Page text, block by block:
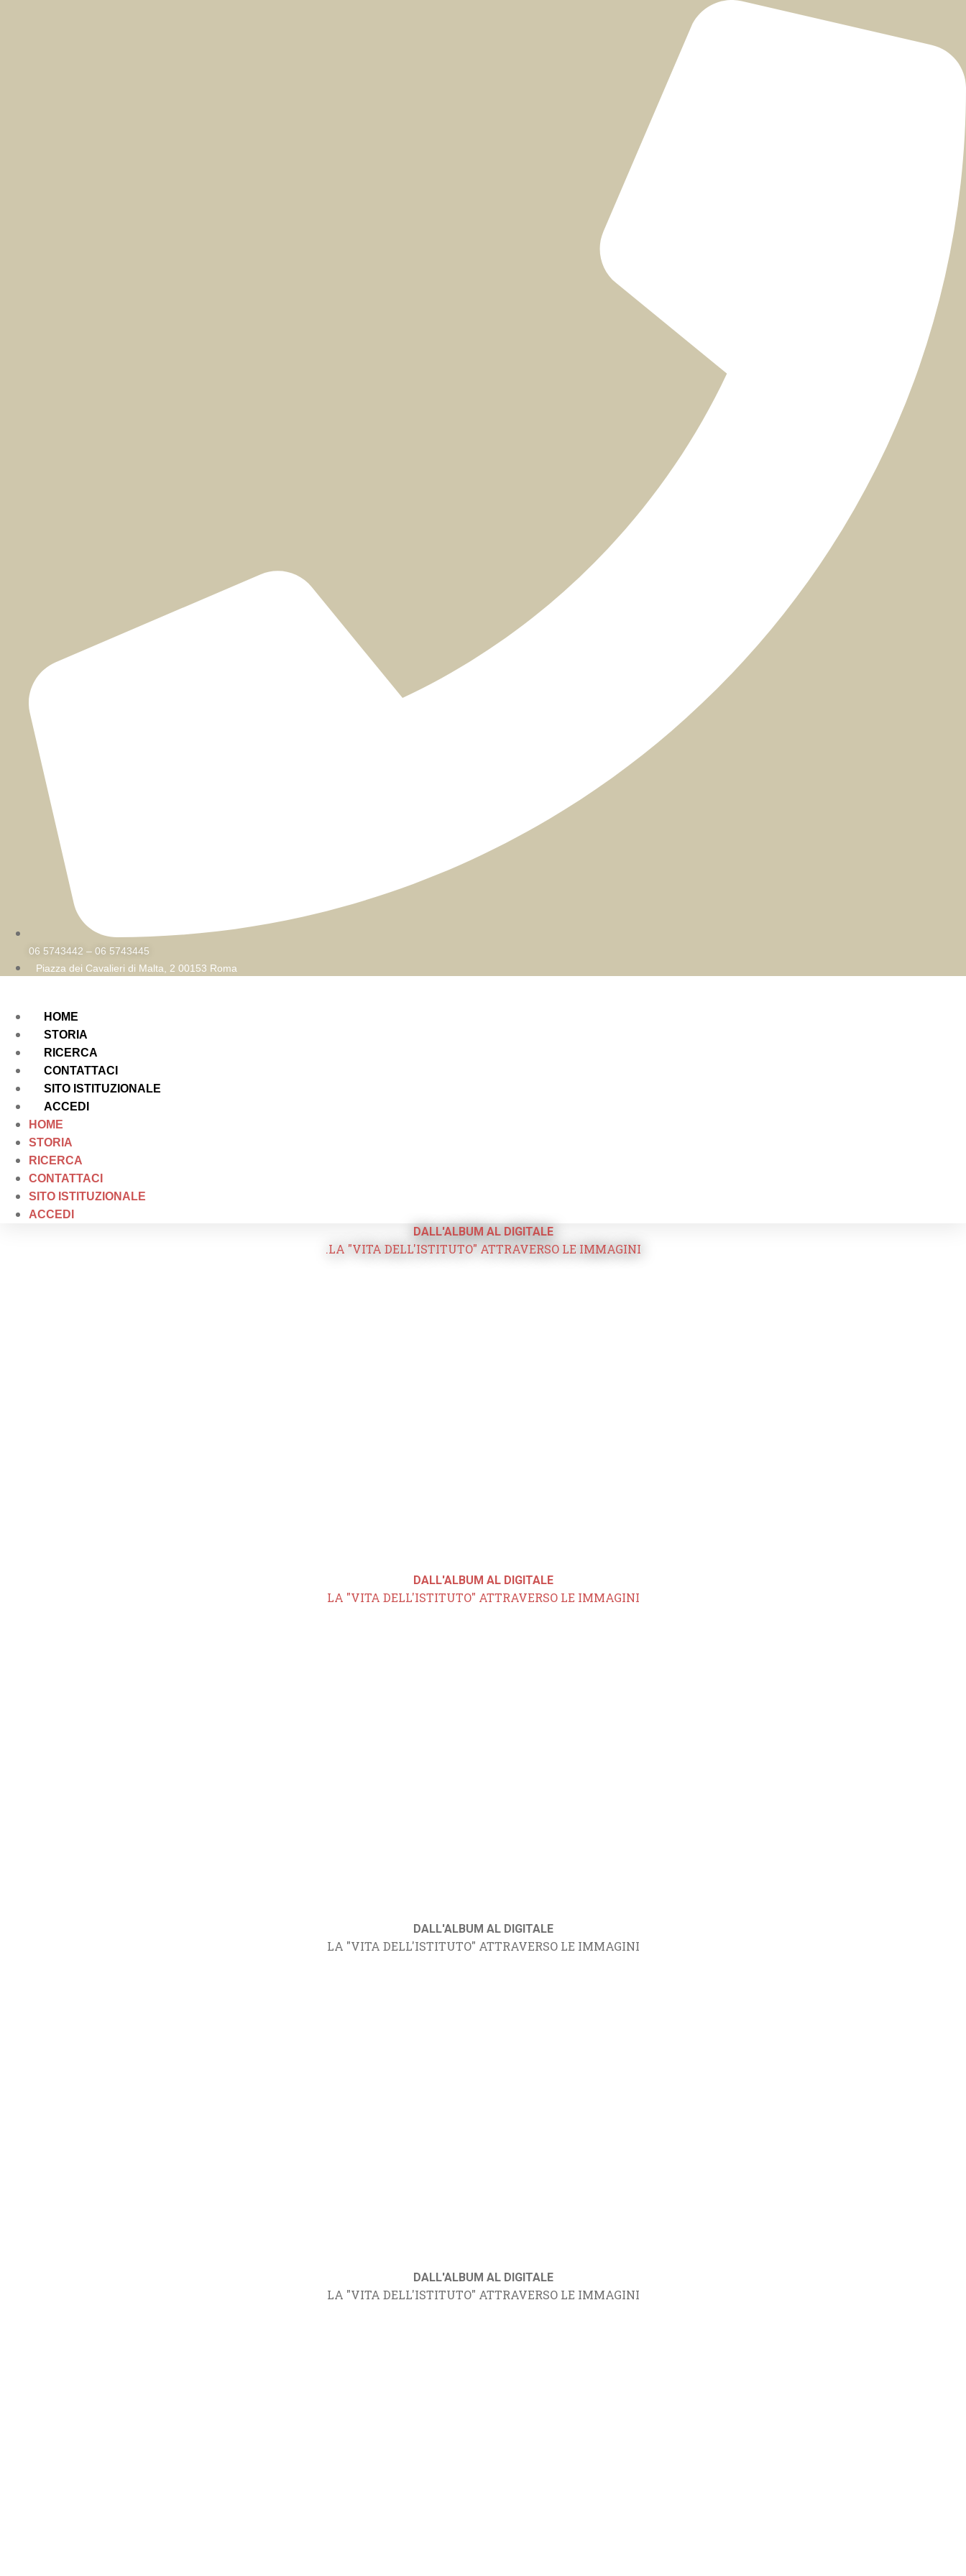
06 5743442 – 06 5743445
Piazza dei Cavalieri di Malta, 2 00153 Roma
HOME
STORIA
RICERCA
CONTATTACI
SITO ISTITUZIONALE
ACCEDI
HOME
STORIA
RICERCA
CONTATTACI
SITO ISTITUZIONALE
ACCEDI
DALL'ALBUM AL DIGITALE
.LA "VITA DELL'ISTITUTO" ATTRAVERSO LE IMMAGINI
DALL'ALBUM AL DIGITALE
LA "VITA DELL'ISTITUTO" ATTRAVERSO LE IMMAGINI
DALL'ALBUM AL DIGITALE
LA "VITA DELL'ISTITUTO" ATTRAVERSO LE IMMAGINI
DALL'ALBUM AL DIGITALE
LA "VITA DELL'ISTITUTO" ATTRAVERSO LE IMMAGINI